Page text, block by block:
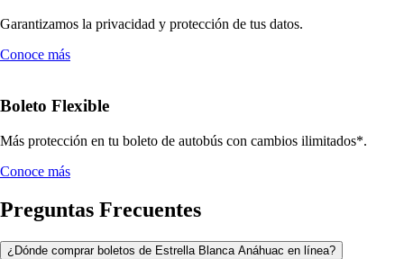
Garantizamos la privacidad y protección de tus datos.
Conoce más
Boleto Flexible
Más protección en tu boleto de autobús con cambios ilimitados*.
Conoce más
Preguntas Frecuentes
¿Dónde comprar boletos de Estrella Blanca Anáhuac en línea?